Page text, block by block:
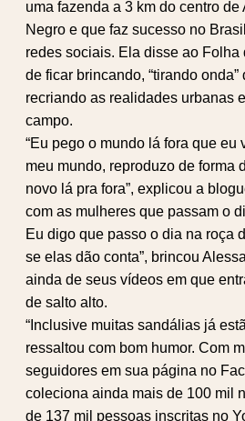
uma fazenda a 3 km do centro
Negro e que faz sucesso no
redes sociais. Ela disse ao Folha
de ficar brincando, “tirando onda”
recriando as realidades urbanas
campo.
“Eu pego o mundo lá fora que eu
meu mundo, reproduzo de forma
novo lá pra fora”, explicou a
com as mulheres que passam o
Eu digo que passo o dia na roça
se elas dão conta”, brincou
ainda de seus vídeos em que
de salto alto.
“Inclusive muitas sandálias já
ressaltou com bom humor. Com
seguidores em sua página no
coleciona ainda mais de 100 mil
de 137 mil pessoas inscritas no